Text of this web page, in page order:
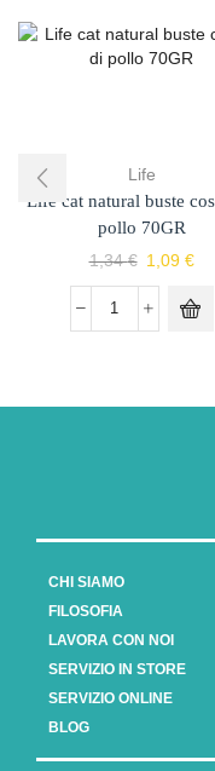
Life
Life cat natural buste
pollo 70GR
1,34€ 1,09 €
CHI SIAMO
FILOSOFIA
LAVORA CON NOI
SERVIZIO IN STORE
SERVIZIO ONLINE
BLOG